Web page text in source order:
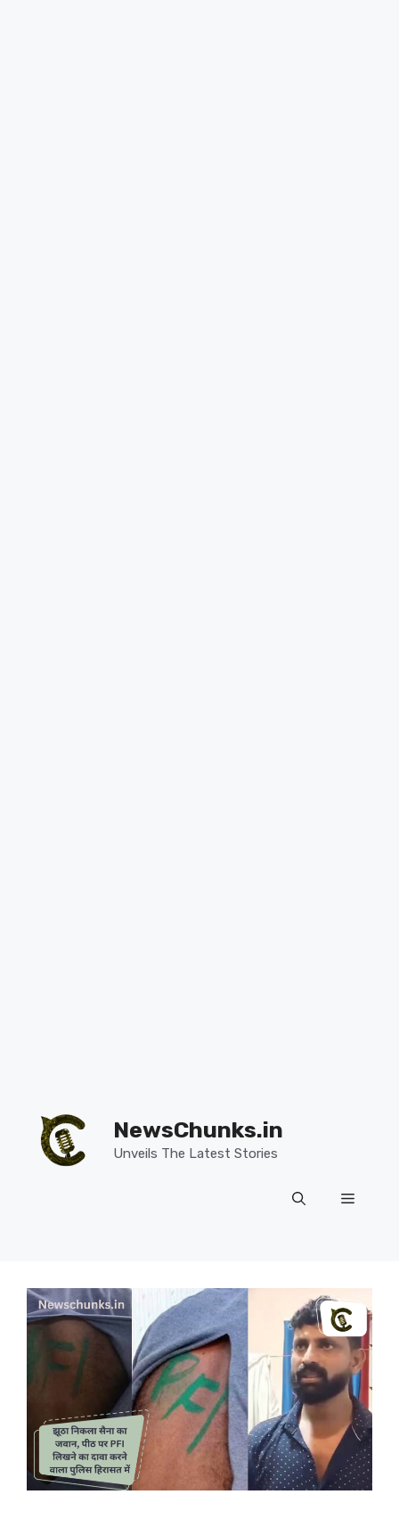
content
NewsChunks.in
Unveils The Latest Stories
Menu